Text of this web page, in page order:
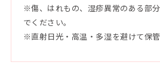
[沖縄産ボタニカル成分(※整肌保湿
月桃、シークヮーサー、アロエベラ
ローラ、タマヌオイル、黒砂糖、やん
※傷、はれもの、湿疹異常のある部
でください。
※直射日光・高温・多湿を避けて保管